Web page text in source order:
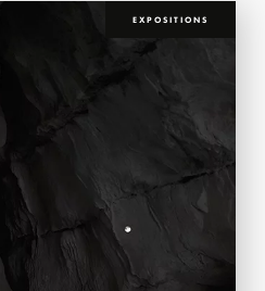
EXPOSITIONS